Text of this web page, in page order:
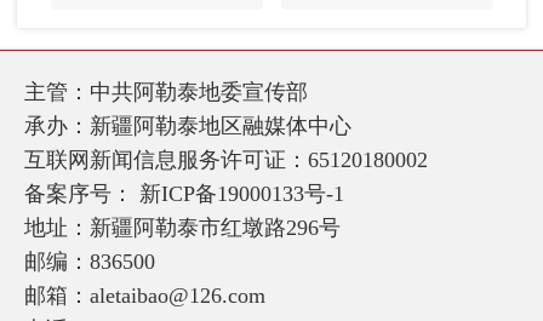
主管：中共阿勒泰地委宣传部
承办：新疆阿勒泰地区融媒体中心
互联网新闻信息服务许可证：65120180002
备案序号： 新ICP备19000133号-1
地址：新疆阿勒泰市红墩路296号
邮编：836500
邮箱：aletaibao@126.com